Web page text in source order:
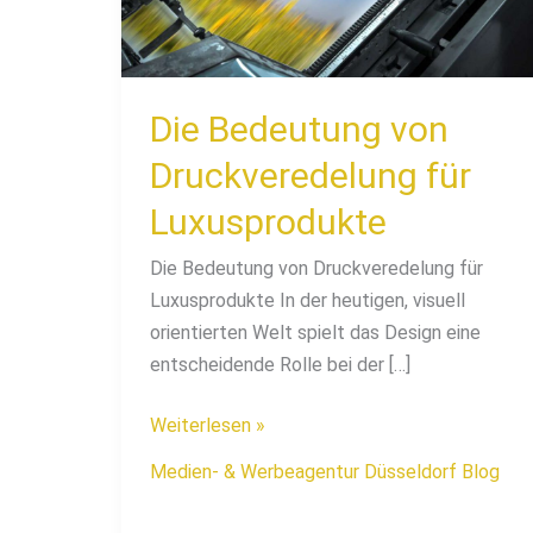
Die Bedeutung von
Druckveredelung für
Luxusprodukte
Die Bedeutung von Druckveredelung für
Luxusprodukte In der heutigen, visuell
orientierten Welt spielt das Design eine
entscheidende Rolle bei der […]
Weiterlesen »
Medien- & Werbeagentur Düsseldorf Blog